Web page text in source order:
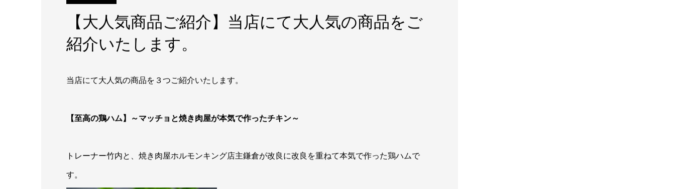
【大人気商品ご紹介】当店にて大人気の商品をご
紹介いたします。
当店にて大人気の商品を３つご紹介いたします。
【至高の鶏ハム】～マッチョと焼き肉屋が本気で作ったチキン～
トレーナー竹内と、焼き肉屋ホルモンキング店主鎌倉が改良に改良を重ねて本気で作った鶏ハムで
す。